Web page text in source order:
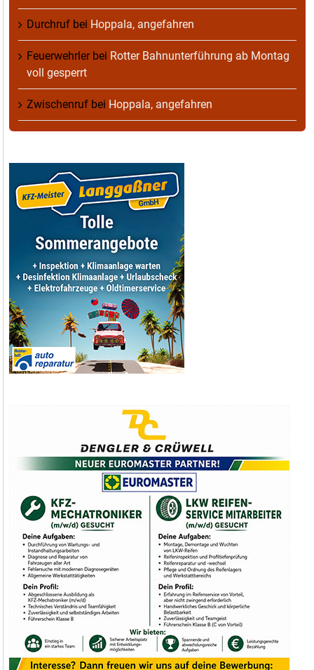
Durchruf bei Hoppala, angefahren
Feuerwehrlerbei Rotter Bahnunterführung ab Montag
voll gesperrt
Zwischenruf bei Hoppala, angefahren